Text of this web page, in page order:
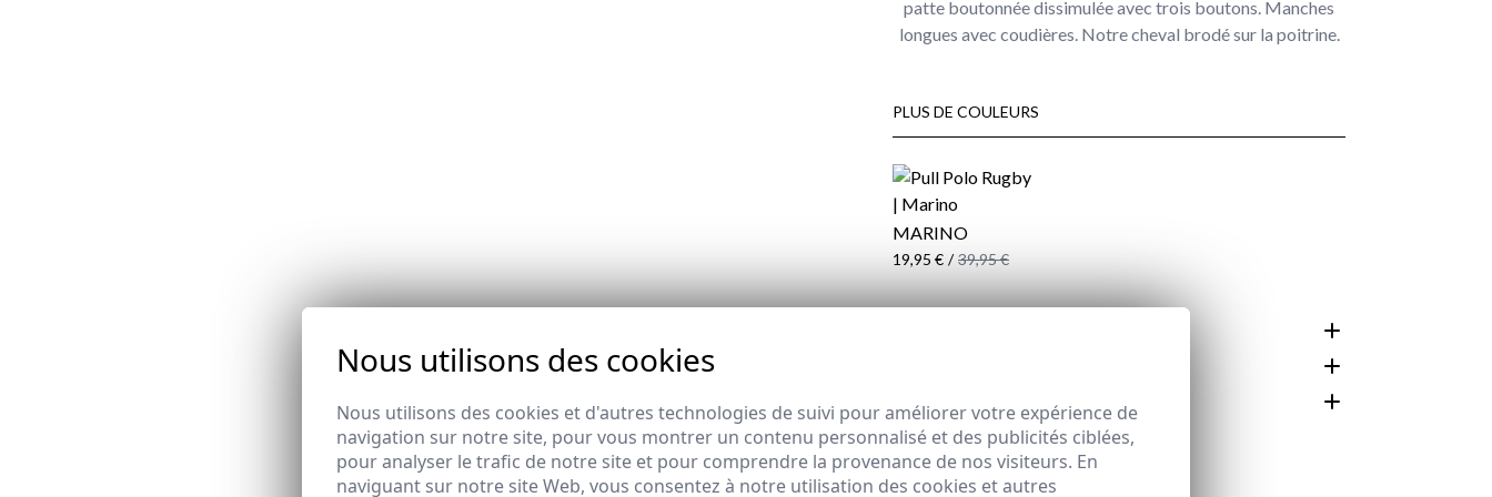
patte boutonnée dissimulée avec trois boutons. Manches
longues avec coudières. Notre cheval brodé sur la poitrine.
PLUS DE COULEURS
MARINO
19,95 € / 39,95 €
Nous utilisons des cookies
Nous utilisons des cookies et d'autres technologies de suivi pour améliorer votre expérience de
navigation sur notre site, pour vous montrer un contenu personnalisé et des publicités ciblées,
pour analyser le trafic de notre site et pour comprendre la provenance de nos visiteurs. En
naviguant sur notre site Web, vous consentez à notre utilisation des cookies et autres